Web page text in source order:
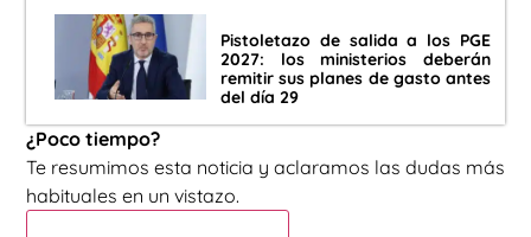
Pistoletazo de salida a los PGE
2027: los ministerios deberán
remitir sus planes de gasto antes
del día 29
¿Poco tiempo?
Te resumimos esta noticia y aclaramos las dudas más
habituales en un vistazo.